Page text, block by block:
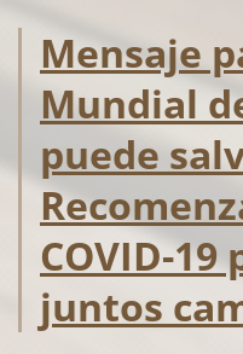
Mensaje
Mundial
puede
COVID-
juntos